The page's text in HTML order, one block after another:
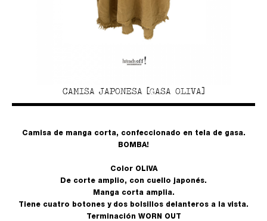
CAMISA JAPONESA [GASA OLIVA]
Camisa de manga corta, confeccionado en tela de gasa.
BOMBA!
Color OLIVA
De corte amplio, con cuello japonés.
Manga corta amplia.
Tiene cuatro botones y dos bolsillos delanteros a la vista.
Terminación WORN OUT